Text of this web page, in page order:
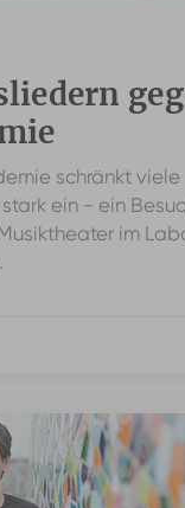
schränkt viele
ein - ein
im